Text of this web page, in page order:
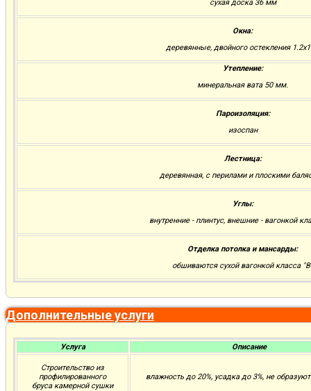
сухая доска 36 мм
Окна:
деревянные, двойного остекления
Утепление:
минеральная вата 50 мм.
Пароизоляция:
изоспан
Лестница:
деревянная, с перилами и плоскими
Углы:
внутренние - плинтус, внешние - вагонкой
Отделка потолка и мансарды:
обшиваются сухой вагонкой класса
Дополнительные услуги
Услуга Описание
Строительство из
профилированного
бруса камерной сушки
влажность до 20%, усадка до 3%, не